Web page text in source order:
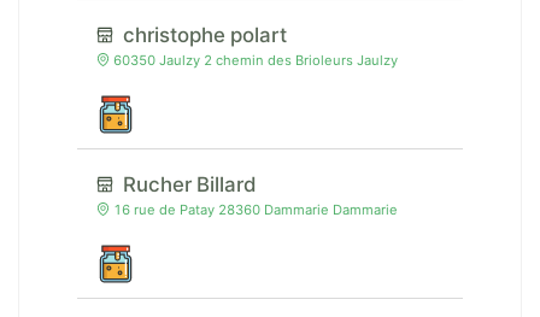
christophe polart
60350 Jaulzy 2 chemin des Brioleurs Jaulzy
Rucher Billard
16 rue de Patay 28360 Dammarie Dammarie